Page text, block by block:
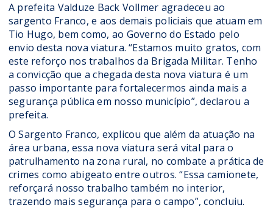
A prefeita Valduze Back Vollmer agradeceu ao
sargento Franco, e aos demais policiais que atuam em
Tio Hugo, bem como, ao Governo do Estado pelo
envio desta nova viatura. “Estamos muito gratos, com
este reforço nos trabalhos da Brigada Militar. Tenho
a convicção que a chegada desta nova viatura é um
passo importante para fortalecermos ainda mais a
segurança pública em nosso município”, declarou a
prefeita.
O Sargento Franco, explicou que além da atuação na
área urbana, essa nova viatura será vital para o
patrulhamento na zona rural, no combate a prática de
crimes como abigeato entre outros. “Essa camionete,
reforçará nosso trabalho também no interior,
trazendo mais segurança para o campo”, concluiu.